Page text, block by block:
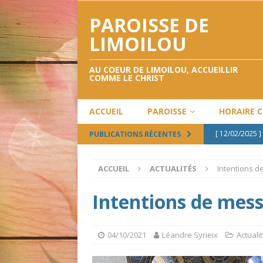
PAROISSE DE
LIMOILOU
AU COEUR DE LIMOILOU, ACCUEILLIR
COMME LE CHRIST
ACCUEIL PAROISSE HORAIRE
PUBLICATIONS RÉCENTES [ 12/02/2025 ]
[ 28/09/2024 ]
ACCUEIL ACTUALITÉS Intentions
Intentions de
04/10/2021 Léandre Syrieix